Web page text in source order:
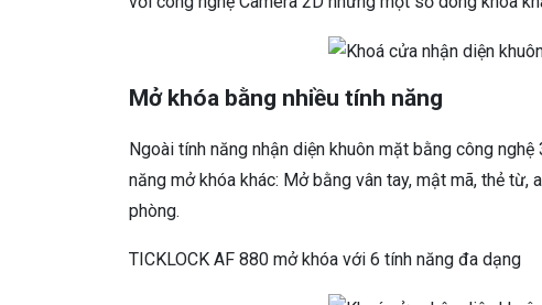
Mở khóa bằng nhiều tính năng
Ngoài tính năng nhận diện khuôn mặt bằng công
năng mở khóa khác: Mở bằng vân tay, mật mã, thẻ
phòng.
TICKLOCK AF 880 mở khóa với 6 tính năng đa dạng